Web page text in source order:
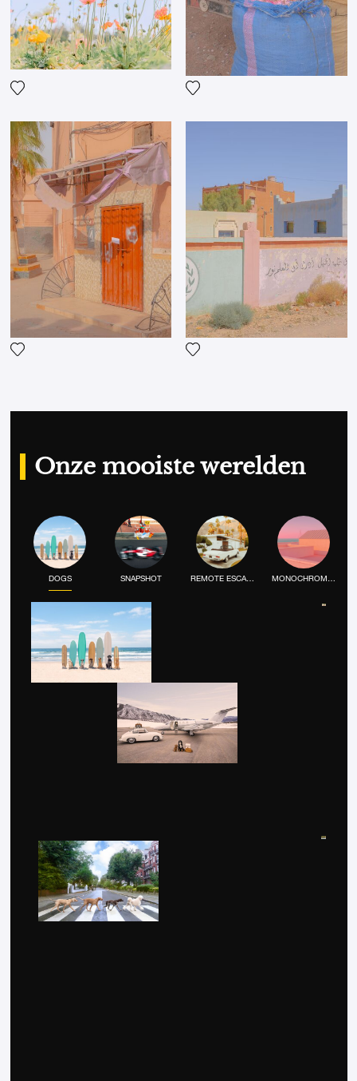
Onze mooiste werelden
DOGS SNAPSHOT REMOTE ESCAPE MONOCHROME MOOD